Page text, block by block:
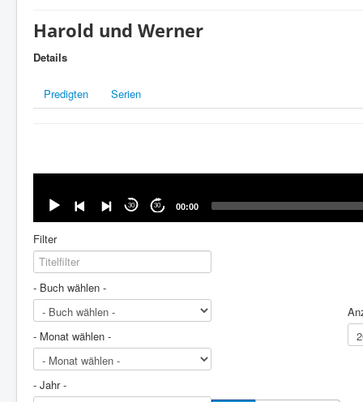
Harold und Werner
Details
Predigten Serien
30 30 00:00
Filter
- Buch wählen -
- Monat wählen -
- Jahr -